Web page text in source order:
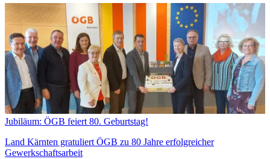
Jubiläum: ÖGB feiert 80. Geburtstag!
Land Kärnten gratuliert ÖGB zu 80 Jahre erfolgreicher
Gewerkschaftsarbeit